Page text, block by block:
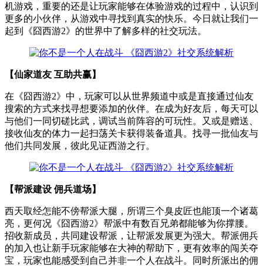
机游戏，重要的还是让玩家能够在体验游戏的过程中，认识到
更多的小伙伴，从游戏中寻找到真实的快乐。今日就让我们一
起到《囧西游2》的世界中了解多样的社交玩法。
【仙家道友 互助共赢】
在《囧西游2》中，玩家可以从世界频道中或是直接通过仙友
搜索的方式来找寻想要添加的伙伴。在成为好友后，每天可以
与他们一同切磋比武，调试当前阵容的可玩性。又或是赠送、
接收仙友的体力一起扫荡关卡获得装备道具。找寻一批仙友与
他们共同发展，彼此见证西游之行。
【帮派建设 佣兵道场】
西天取经怎能不傍帮派大腿，所谓三个臭皮匠也能顶一个诸葛
亮，更何况《囧西游2》帮派中有数百兄弟都能够为你撑腰。
招收新成员，共同建设帮派，让帮派发展更为强大。帮派佣兵
的加入也让新手玩家能够在大神的帮助下，更有效率的闯关夺
宝，玩家也能感受到自己并非一个人在战斗。同时所派出的佣